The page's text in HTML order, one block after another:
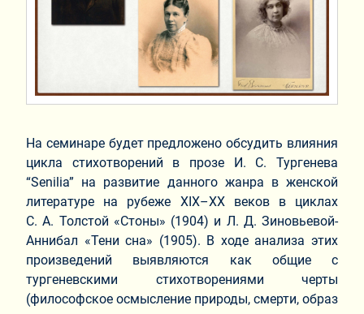
На семинаре будет предложено обсудить влияния
цикла стихотворений в прозе И. С. Тургенева
“Senilia” на развитие данного жанра в женской
литературе на рубеже XIX–XX веков в циклах
С. А. Толстой «Стоны» (1904) и Л. Д. Зиновьевой-
Аннибал «Тени сна» (1905). В ходе анализа этих
произведений выявляются как общие с
тургеневскими стихотворениями черты
(философское осмысление природы, смерти, образ